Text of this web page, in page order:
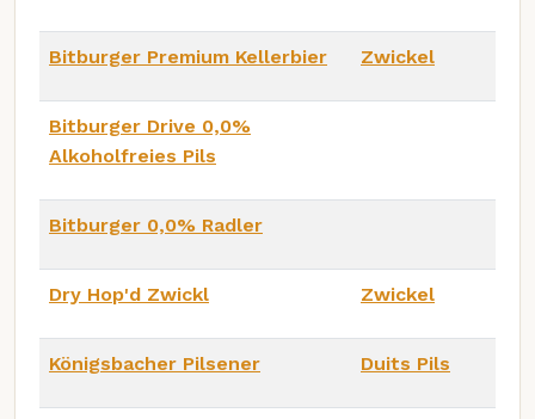
Bitburger Premium Kellerbier Zwickel
Bitburger Drive 0,0%
Alkoholfreies Pils
Bitburger 0,0% Radler
Dry Hop'd Zwickl Zwickel
Königsbacher Pilsener Duits Pils